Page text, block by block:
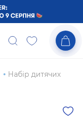
Набір дитячих